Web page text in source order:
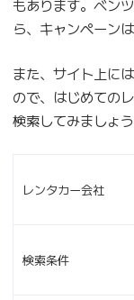
もあります。ベン
ら、キャンペーン
また、サイト上に
ので、はじめての
検索してみましょう
レンタカー会社
検索条件